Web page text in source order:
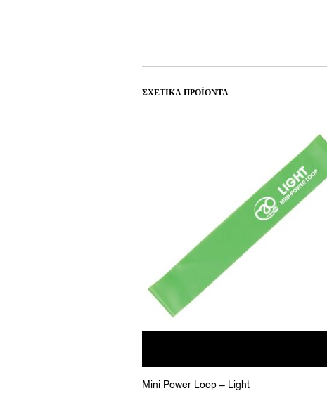
ΣΧΕΤΙΚΆ ΠΡΟΪΌΝΤΑ
Mini Power Loop – Light